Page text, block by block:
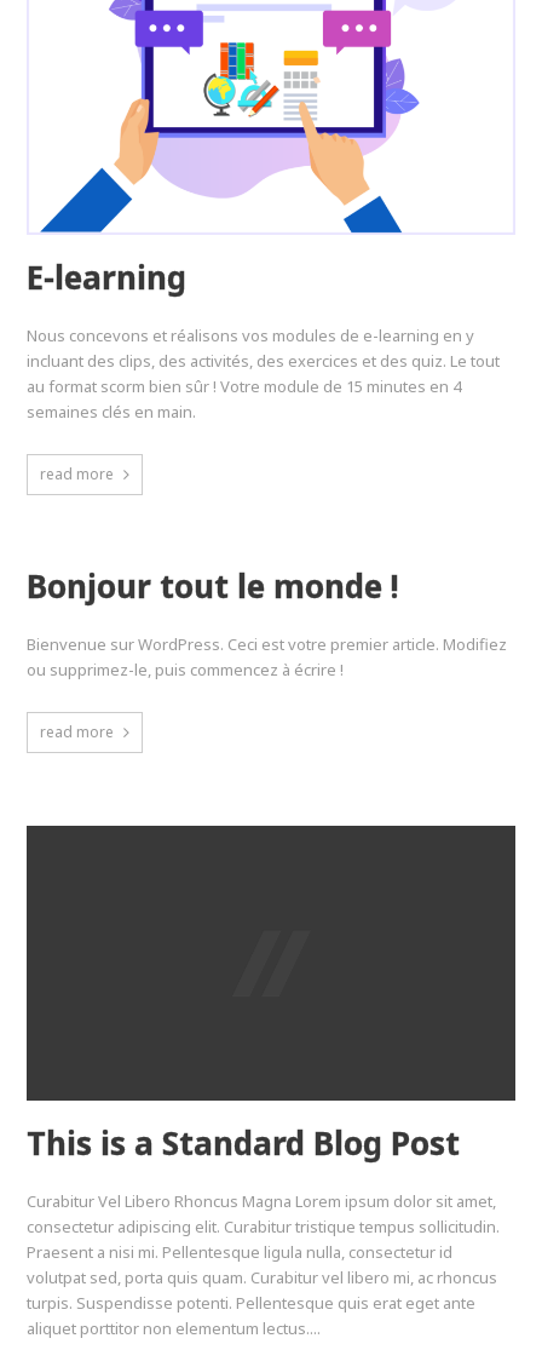
E-learning
Nous concevons et réalisons vos modules de e-learning en y
incluant des clips, des activités, des exercices et des quiz. Le tout
au format scorm bien sûr ! Votre module de 15 minutes en 4
semaines clés en main.
read more
Bonjour tout le monde !
Bienvenue sur WordPress. Ceci est votre premier article. Modifiez
ou supprimez-le, puis commencez à écrire !
read more
This is a Standard Blog Post
Curabitur Vel Libero Rhoncus Magna Lorem ipsum dolor sit amet,
consectetur adipiscing elit. Curabitur tristique tempus sollicitudin.
Praesent a nisi mi. Pellentesque ligula nulla, consectetur id
volutpat sed, porta quis quam. Curabitur vel libero mi, ac rhoncus
turpis. Suspendisse potenti. Pellentesque quis erat eget ante
aliquet porttitor non elementum lectus....